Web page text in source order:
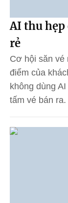
AI thu hẹp
rẻ
Cơ hội săn vé
điểm của
không dùng
tấm vé bán ra.